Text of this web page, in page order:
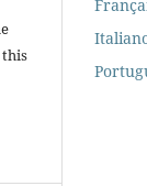
this